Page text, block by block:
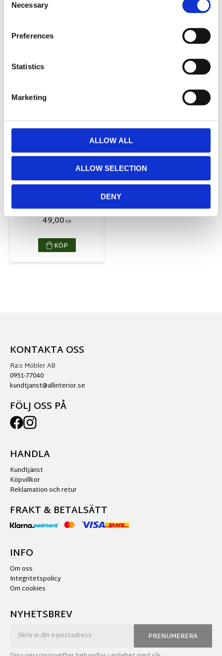
Selection
Necessary
Preferences
Statistics
Marketing
ALLOW ALL
ALLOW SELECTION
DENY
6-pack
49,00 KR
KÖP
KONTAKTA OSS
Ra:s Möbler AB
0951-77040
kundtjanst@allinterior.se
FÖLJ OSS PÅ
HANDLA
Kundtjänst
Köpvillkor
Reklamation och retur
FRAKT & BETALSÄTT
INFO
Om oss
Integritetspolicy
Om cookies
NYHETSBREV
PRENUMERERA